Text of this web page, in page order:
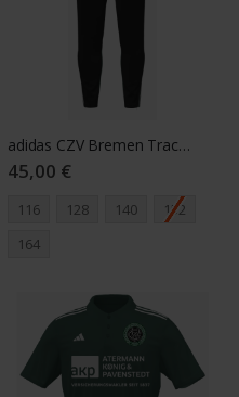
adidas CZV Bremen Track Pant Youth black
45,00 €
116 128 140
152
164